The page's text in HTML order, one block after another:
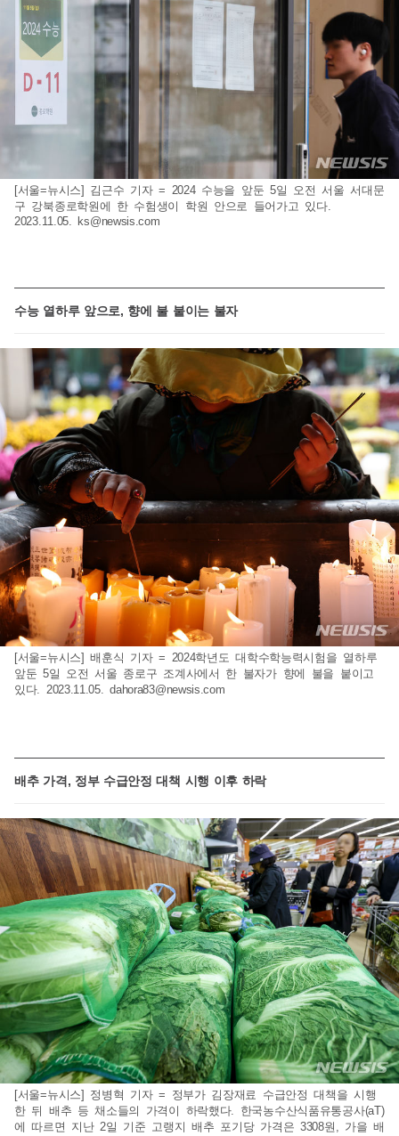
[서울=뉴시스] 김근수 기자 = 2024 수능을 앞둔 5일 오전 서울 서대문
구 강북종로학원에 한 수험생이 학원 안으로 들어가고 있다.
2023.11.05.
ks@newsis.com
수능 열하루 앞으로, 향에 불 붙이는 불자
[서울=뉴시스] 배훈식 기자 = 2024학년도 대학수학능력시험을 열하루
앞둔 5일 오전 서울 종로구 조계사에서 한 불자가 향에 불을 붙이고
있다. 2023.11.05.dahora83@newsis.com
배추 가격, 정부 수급안정 대책 시행 이후 하락
[서울=뉴시스] 정병혁 기자 = 정부가 김장재료 수급안정 대책을 시행
한 뒤 배추 등 채소들의 가격이 하락했다. 한국농수산식품유통공사(aT)
에 따르면 지난 2일 기준 고랭지 배추 포기당 가격은 3308원, 가을 배